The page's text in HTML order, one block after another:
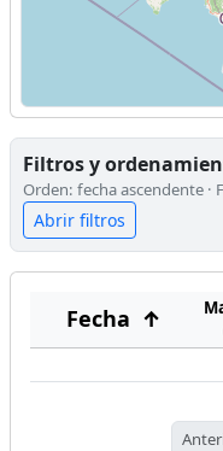
Filtros y
Orden: fecha ascendente
Abrir filtros
Fecha ↑